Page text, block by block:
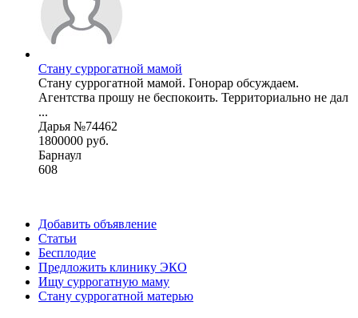
Стану суррогатной мамой
Стану суррогатной мамой. Гонорар обсуждаем.
Агентства прошу не беспокоить. Территориально не дал
...
Дарья №74462
1800000 руб.
Барнаул
608
Добавить объявление
Статьи
Бесплодие
Предложить клинику ЭКО
Ищу суррогатную маму
Стану суррогатной матерью